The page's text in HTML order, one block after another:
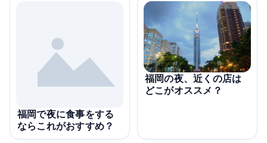
福岡で夜に食事をする
ならこれがおすすめ？
福岡の夜、近くの店は
どこがオススメ？